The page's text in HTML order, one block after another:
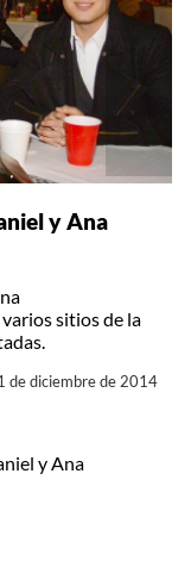
y Ana
sitios de la
de diciembre de 2014
y Ana